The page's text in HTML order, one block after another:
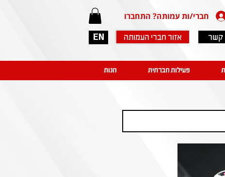
EN
חברי/ות עמותה? התחברו
אזור חברי העמותה קשר
פעילות חברתית חנות